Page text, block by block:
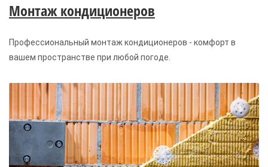
Монтаж кондиционеров
Профессиональный монтаж кондиционеров - комфорт в
вашем пространстве при любой погоде.